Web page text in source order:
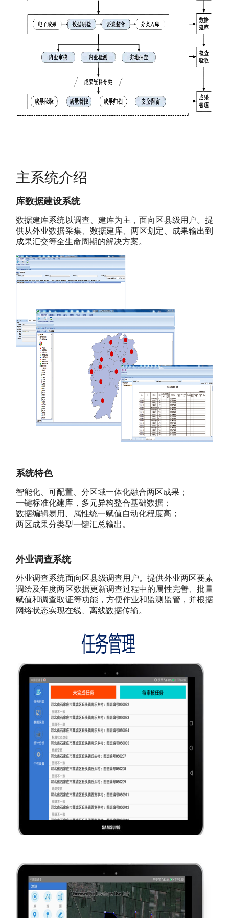
主系统介绍
库数据建设系统
数据建库系统以调查、建库为主，面向区县级用户。提
供从外业数据采集、数据建库、两区划定、成果输出到
成果汇交等全生命周期的解决方案。
系统特色
智能化、可配置、分区域一体化融合两区成果；
一键标准化建库，多元异构整合基础数据；
数据编辑易用、属性统一赋值自动化程度高；
两区成果分类型一键汇总输出。
外业调查系统
外业调查系统面向区县级调查用户。提供外业两区要素
调绘及年度两区数据更新调查过程中的属性完善、批量
赋值和调查取证等功能，方便作业和监测监管，并根据
网络状态实现在线、离线数据传输。